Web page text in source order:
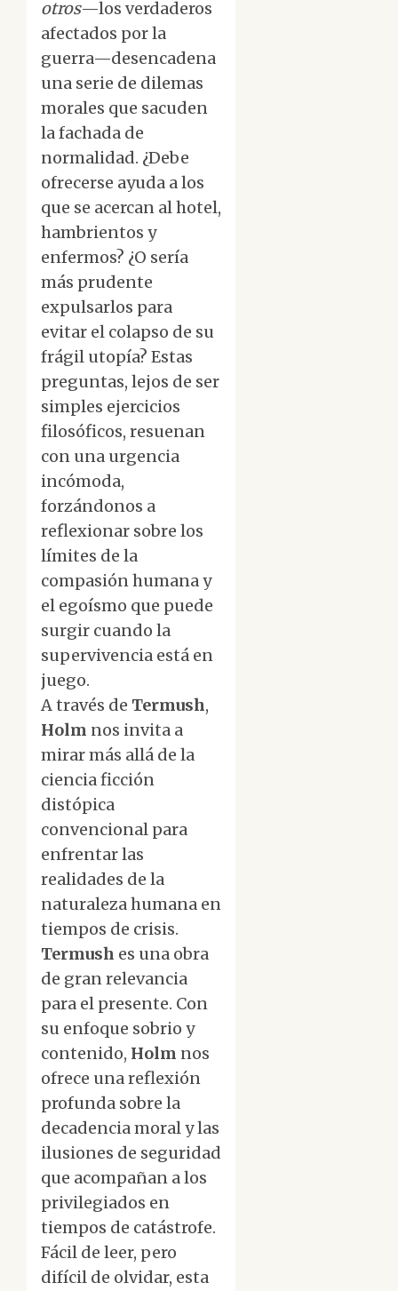
otros—los verdaderos
afectados por la
guerra—desencadena
una serie de dilemas
morales que sacuden
la fachada de
normalidad. ¿Debe
ofrecerse ayuda a los
que se acercan al hotel,
hambrientos y
enfermos? ¿O sería
más prudente
expulsarlos para
evitar el colapso de su
frágil utopía? Estas
preguntas, lejos de ser
simples ejercicios
filosóficos, resuenan
con una urgencia
incómoda,
forzándonos a
reflexionar sobre los
límites de la
compasión humana y
el egoísmo que puede
surgir cuando la
supervivencia está en
juego.
A través de Termush,
Holm nos invita a
mirar más allá de la
ciencia ficción
distópica
convencional para
enfrentar las
realidades de la
naturaleza humana en
tiempos de crisis.
Termush es una obra
de gran relevancia
para el presente. Con
su enfoque sobrio y
contenido, Holm nos
ofrece una reflexión
profunda sobre la
decadencia moral y las
ilusiones de seguridad
que acompañan a los
privilegiados en
tiempos de catástrofe.
Fácil de leer, pero
difícil de olvidar, esta